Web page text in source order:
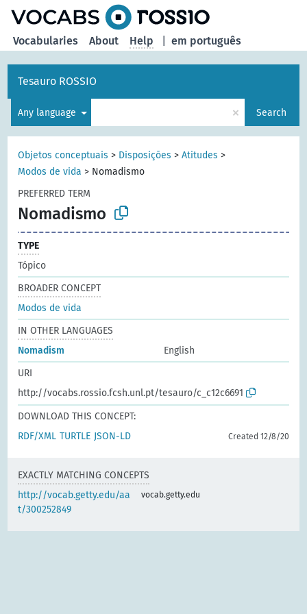
em português
Vocabularies About Help
Tesauro ROSSIO
Any language × Search
Objetos conceptuais > Disposições >Atitudes >
Modos de vida > Nomadismo
PREFERRED TERM
Nomadismo
TYPE
Tópico
BROADER CONCEPT
Modos de vida
IN OTHER LANGUAGES
Nomadism
English
URI
http://vocabs.rossio.fcsh.unl.pt/tesauro/c_c12c6691
DOWNLOAD THIS CONCEPT:
RDF/XML TURTLE JSON-LD Created 12/8/20
EXACTLY MATCHING CONCEPTS
http://vocab.getty.edu/aa
t/300252849
vocab.getty.edu